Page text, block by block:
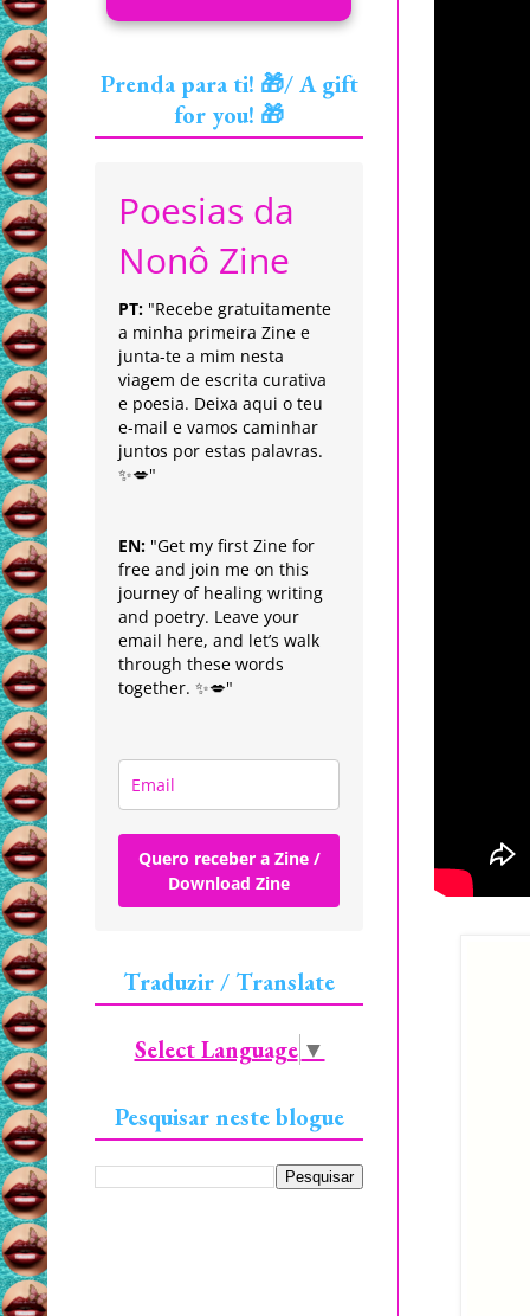
Prenda para ti! 🎁/ A gift
for you! 🎁
Poesias da
Nonô Zine
PT: "Recebe gratuitamente
a minha primeira Zine e
junta-te a mim nesta
viagem de escrita curativa
e poesia. Deixa aqui o teu
e-mail e vamos caminhar
juntos por estas palavras.
✨💋"
EN: "Get my first Zine for
free and join me on this
journey of healing writing
and poetry. Leave your
email here, and let’s walk
through these words
together. ✨💋"
Quero receber a Zine /
Download Zine
Traduzir / Translate
Select Language ▼
Pesquisar neste blogue